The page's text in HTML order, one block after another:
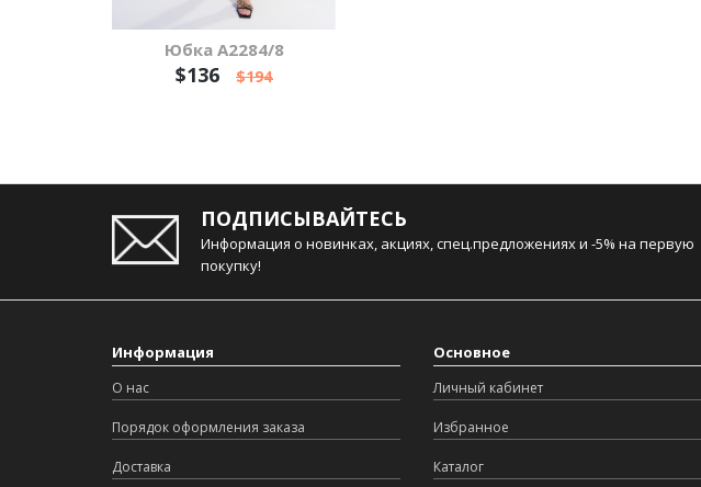
Юбка А2284/8
$136 $194
ПОДПИСЫВАЙТЕСЬ
Информация о новинках, акциях, спец.предложениях и -5% на первую
покупку!
Информация
О нас
Порядок оформления заказа
Доставка
Основное
Личный кабинет
Избранное
Каталог